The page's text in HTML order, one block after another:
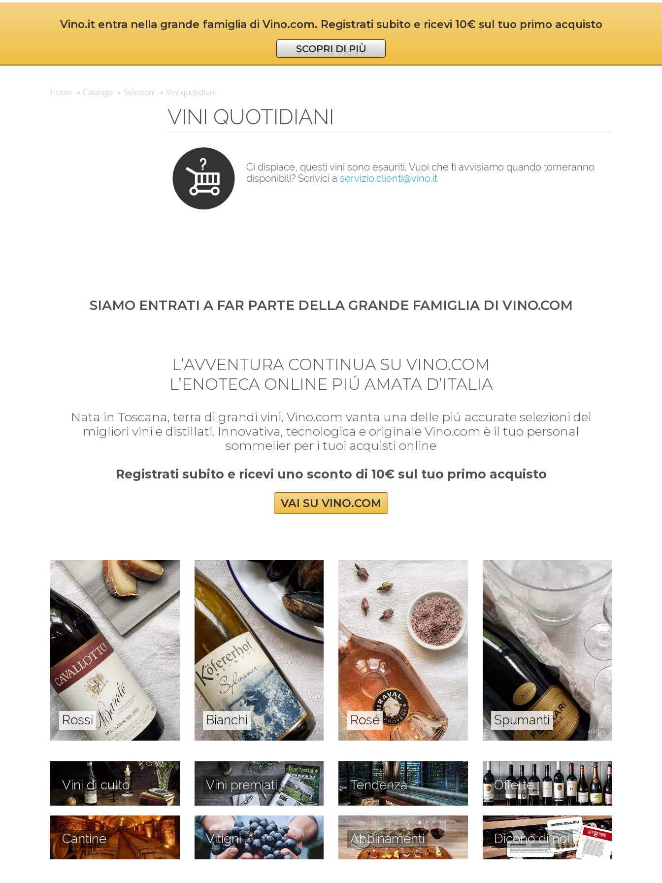
Vino.it entra nella grande famiglia di Vino.com. Registrati subito e ricevi 10€ sul tuo primo acquisto
SCOPRI DI PIÙ
Home Catalogo Selezioni Vini quotidiani
VINI QUOTIDIANI
Ci dispiace, questi vini sono esauriti. Vuoi che ti avvisiamo quando torneranno
disponibili? Scrivici a servizio.clienti@vino.it
SIAMO ENTRATI A FAR PARTE DELLA GRANDE FAMIGLIA DI VINO.COM
L’AVVENTURA CONTINUA SU VINO.COM
L’ENOTECA ONLINE PIÚ AMATA D’ITALIA
Nata in Toscana, terra di grandi vini, Vino.com vanta una delle piú accurate selezioni dei
migliori vini e distillati. Innovativa, tecnologica e originale Vino.com è il tuo personal
sommelier per i tuoi acquisti online
Registrati subito e ricevi uno sconto di 10€ sul tuo primo acquisto
VAI SU VINO.COM
Rossi Bianchi Rosé Spumanti
Vini di culto Vini premiati Tendenza Offerte
Cantine Vitigni Abbinamenti Dicono di noi